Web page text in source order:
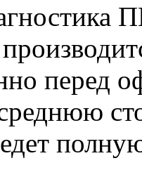
перед